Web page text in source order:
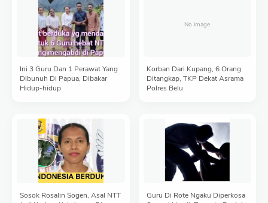
Ini 3 Guru Dan 1 Perawat Yang
Dibunuh Di Papua, Dibakar
Hidup-hidup
Korban Dari Kupang, 6 Orang
Ditangkap, TKP Dekat Asrama
Polres Belu
Sosok Rosalin Sogen, Asal NTT
Guru Di Rote Ngaku Diperkosa